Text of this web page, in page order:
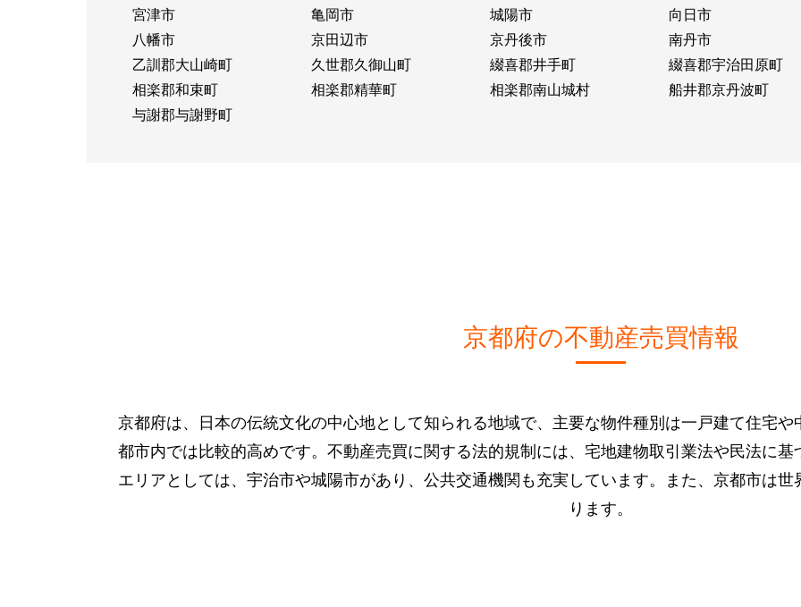
宮津市
亀岡市 城陽市
向日市
八幡市
京田辺市 京丹後市
南丹市
乙訓郡大山崎町
久世郡久御山町 綴喜郡井手町
綴喜郡宇治田原町
相楽郡和束町
相楽郡精華町 相楽郡南山城村
船井郡京丹波町
与謝郡与謝野町
京都府の不動産売買情報
京都府は、日本の伝統文化の中心地として知られる地域で、主要な物件種別は一戸建て住宅
都市内では比較的高めです。不動産売買に関する法的規制には、宅地建物取引業法や民法に
エリアとしては、宇治市や城陽市があり、公共交通機関も充実しています。また、京都市は
ります。